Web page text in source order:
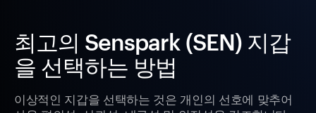
최고의 Senspark (SEN) 지갑
을 선택하는 방법
이상적인 지갑을 선택하는 것은 개인의 선호에 맞추어